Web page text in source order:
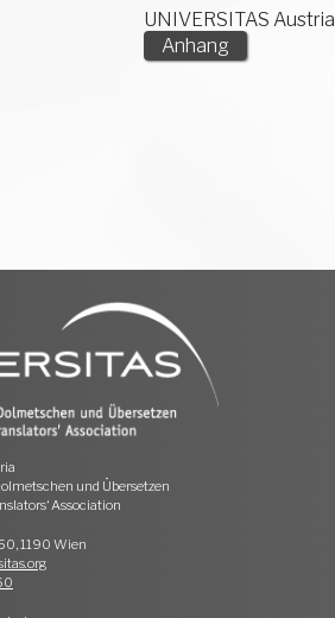
UNIVERSITAS Austria
Anhang
und Übersetzen
Association
1190 Wien